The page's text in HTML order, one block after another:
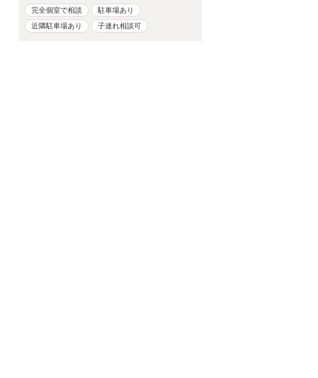
完全個室で相談
駐車場あり
近隣駐車場あり
子連れ相談可